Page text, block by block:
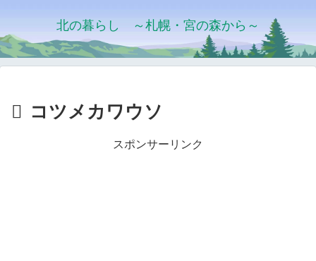
北の暮らし ～札幌・宮の森から～
コツメカワウソ
スポンサーリンク